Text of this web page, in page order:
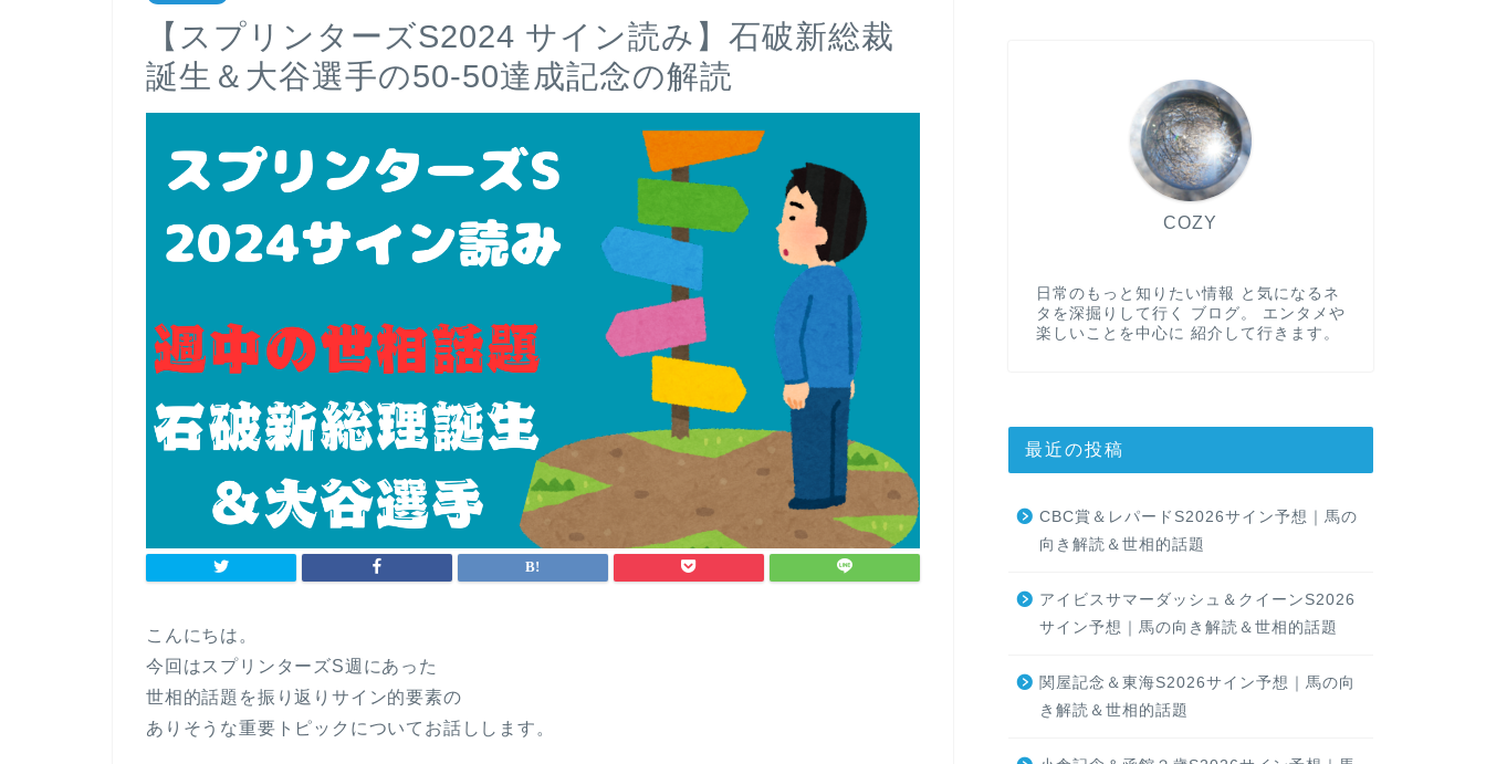
【スプリンターズS2024 サイン読み】石破新総裁
誕生＆大谷選手の50-50達成記念の解読
こんにちは。
今回はスプリンターズS週にあった
世相的話題を振り返りサイン的要素の
ありそうな重要トピックについてお話しします。
COZY
日常のもっと知りたい情報 と気になるネ
タを深掘りして行く ブログ。 エンタメや
楽しいことを中心に 紹介して行きます。
最近の投稿
CBC賞＆レパードS2026サイン予想｜馬の
向き解読＆世相的話題
アイビスサマーダッシュ＆クイーンS2026
サイン予想｜馬の向き解読＆世相的話題
関屋記念＆東海S2026サイン予想｜馬の向
き解読＆世相的話題